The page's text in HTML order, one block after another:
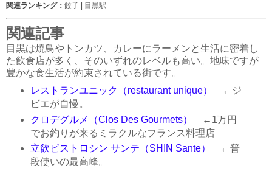
関連ランキング： 餃子 | 目黒駅
関連記事
目黒は焼鳥やトンカツ、カレーにラーメンと生活に密着し
た飲食店が多く、そのいずれのレベルも高い。地味ですが
豊かな食生活が約束されている街です。
レストランユニック（restaurant unique）
←ジ
ビエが自慢。
クロデグルメ（Clos Des Gourmets）
←1万円
でお釣りが来るミラクルなフランス料理店
立飲ビストロシン サンテ（SHIN Sante）
←普
段使いの最高峰。